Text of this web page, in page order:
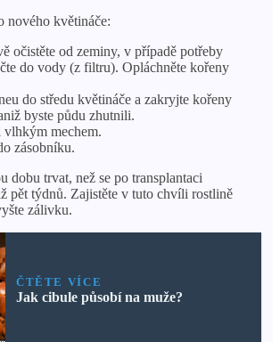
nového květináče:
očistěte od zeminy, v případě potřeby
do vody (z filtru). Opláchněte kořeny
do středu květináče a zakryjte kořeny
byste půdu zhutnili.
vlhkým mechem.
zásobníku.
dobu trvat, než se po transplantaci
pět týdnů. Zajistěte v tuto chvíli rostlině
zálivku.
ČTĚTE VÍCE
Jak cibule působí na muže?